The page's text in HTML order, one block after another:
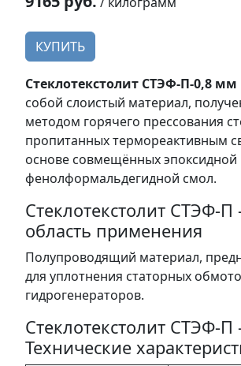
КУПИТЬ
Стеклотекстолит СТЭФ-П-0,8 мм
собой слоистый материал,
методом горячего прессования
пропитанных термореактивным
основе совмещённых эпоксидной
фенолформальдегидной смол.
Стеклотекстолит СТЭФ-П
область применения
Полупроводящий материал,
для уплотнения статорных
гидрогенераторов.
Стеклотекстолит СТЭФ-П
Технические